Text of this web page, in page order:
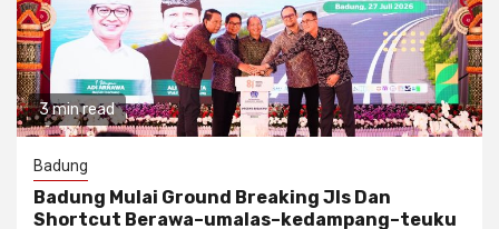
3 min read
Badung
Badung Mulai Ground Breaking Jls Dan
Shortcut Berawa–umalas–kedampang–teuku